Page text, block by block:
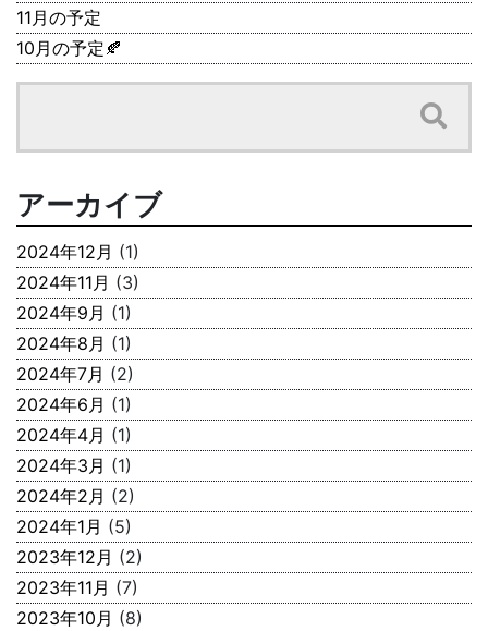
11月の予定
10月の予定🍂
アーカイブ
2024年12月 (1)
2024年11月 (3)
2024年9月 (1)
2024年8月 (1)
2024年7月 (2)
2024年6月 (1)
2024年4月 (1)
2024年3月 (1)
2024年2月 (2)
2024年1月 (5)
2023年12月 (2)
2023年11月 (7)
2023年10月 (8)